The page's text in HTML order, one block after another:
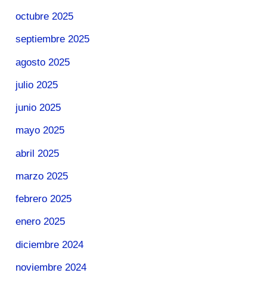
octubre 2025
septiembre 2025
agosto 2025
julio 2025
junio 2025
mayo 2025
abril 2025
marzo 2025
febrero 2025
enero 2025
diciembre 2024
noviembre 2024